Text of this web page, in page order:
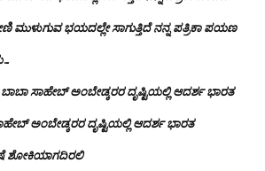
ಮುಳುಗುವ ಭಯದಲ್ಲೇ ಸಾಗುತ್ತಿದೆ ನನ್ನ ಪತ್ರಿಕಾ ಪಯಣ
ಬಾಬಾ ಸಾಹೇಬ್ ಅಂಬೇಡ್ಕರರ ದೃಷ್ಟಿಯಲ್ಲಿ ಆದರ್ಶ ಭಾರತ
ಅಂಬೇಡ್ಕರರ ದೃಷ್ಟಿಯಲ್ಲಿ ಆದರ್ಶ ಭಾರತ
ಶೋಕಿಯಾಗದಿರಲಿ